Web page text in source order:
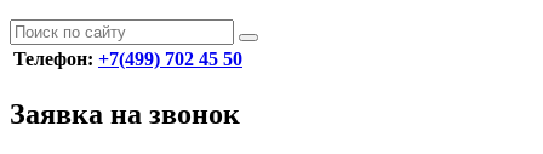
Телефон: +7(499) 702 45 50
Заявка на звонок